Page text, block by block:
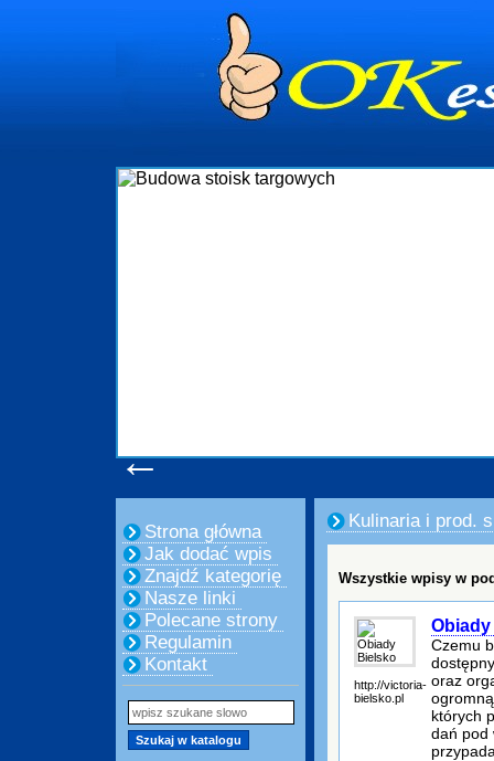
←
Strona główna
Jak dodać wpis
Znajdź kategorię
Nasze linki
Polecane strony
Regulamin
Kontakt
Kulinaria i prod.
Wszystkie wpisy w
http://victoria-
bielsko.pl
Czemu
oraz
których
dań pod